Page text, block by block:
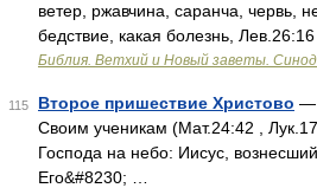
ветер, ржавчина, саранча, червь,
бедствие, какая болезнь, Лев.26:16
Библия. Ветхий и Новый заветы.
115 Второе пришествие Христово —
Своим ученикам (Мат.24:42 ,
Господа на небо: Иисус,
Его&#8230; …